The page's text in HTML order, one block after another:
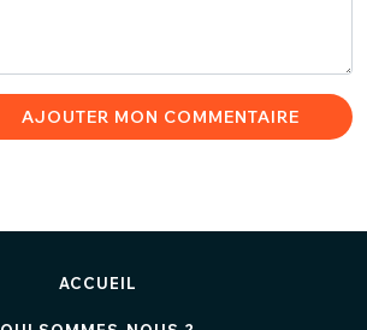
AJOUTER MON COMMENTAIRE
ACCUEIL